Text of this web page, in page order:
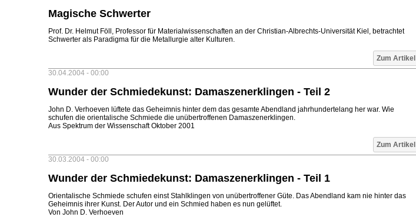
Magische Schwerter
Prof. Dr. Helmut Föll, Professor für Materialwissenschaften an der Christian-Albrechts-Universität Kiel, betrachtet
Schwerter als Paradigma für die Metallurgie alter Kulturen.
Zum Artikel
30.04.2004 - 00:00
Wunder der Schmiedekunst: Damaszenerklingen - Teil 2
John D. Verhoeven lüftete das Geheimnis hinter dem das gesamte Abendland jahrhundertelang her war. Wie
schufen die orientalische Schmiede die unübertroffenen Damaszenerklingen.
Aus Spektrum der Wissenschaft Oktober 2001
Zum Artikel
30.03.2004 - 00:00
Wunder der Schmiedekunst: Damaszenerklingen - Teil 1
Orientalische Schmiede schufen einst Stahlklingen von unübertroffener Güte. Das Abendland kam nie hinter das
Geheimnis ihrer Kunst. Der Autor und ein Schmied haben es nun gelüftet.
Von John D. Verhoeven